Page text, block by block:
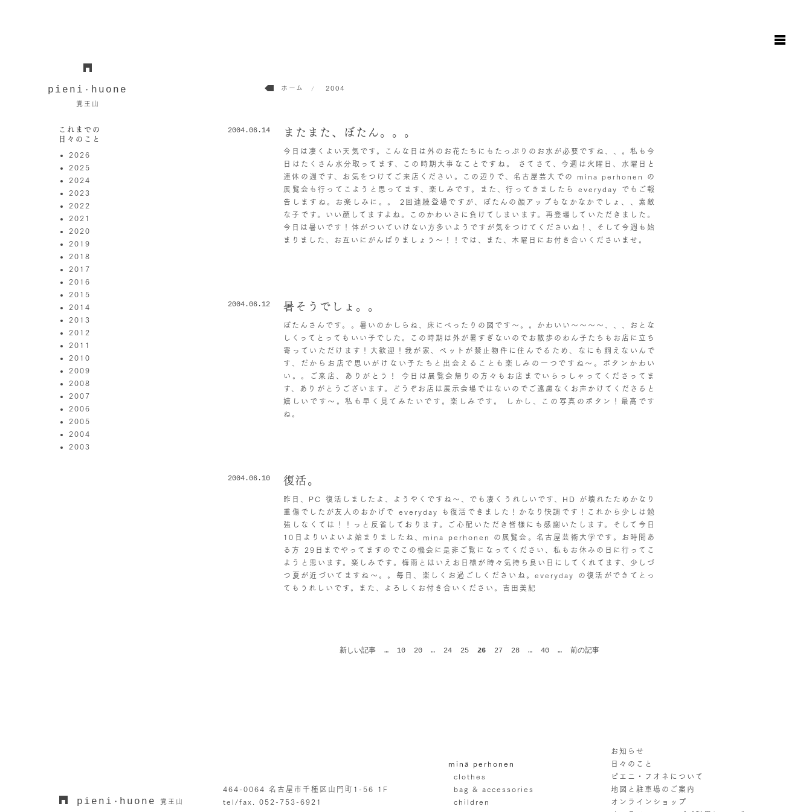
pieni ・huone
覚王山
ホーム 2004
またまた、ぼたん。。。
2004.06.14
今日は凄くよい天気です。こんな日は外のお花たちにもたっぷりのお水が必要ですね、、。私も今
日はたくさん水分取ってます、この時期大事なことですね。 さてさて、今週は火曜日、水曜日と
連休の週です、お気をつけてご来店ください。この辺りで、名古屋芸大での mina perhonen の
展覧会も行ってこようと思ってます、楽しみです。また、行ってきましたら everyday でもご報
告しますね。お楽しみに。。 2回連続登場ですが、ぼたんの顔アップもなかなかでしょ、、素敵
な子です。いい顔してますよね。このかわいさに負けてしまいます。再登場していただきました。
今日は暑いです！体がついていけない方多いようですが気をつけてくださいね！、そして今週も始
まりました、お互いにがんばりましょう〜！！では、また、木曜日にお付き合いくださいませ。
暑そうでしょ。。
2004.06.12
ぼたんさんです。。暑いのかしらね、床にべったりの図です〜。。かわいい〜〜〜〜、、、おとな
しくってとってもいい子でした。この時期は外が暑すぎないのでお散歩のわん子たちもお店に立ち
寄っていただけます！大歓迎！我が家、ペットが禁止物件に住んでるため、なにも飼えないんで
す、だからお店で思いがけない子たちと出会えることも楽しみの一つですね〜。ボタンかわい
い。。ご来店、ありがとう！ 今日は展覧会帰りの方々もお店までいらっしゃってくださってま
す、ありがとうございます。どうぞお店は展示会場ではないのでご遠慮なくお声かけてくださると
嬉しいです〜。私も早く見てみたいです。楽しみです。 しかし、この写真のボタン！最高です
ね。
復活。
2004.06.10
昨日、PC 復活しましたよ、ようやくですね〜、でも凄くうれしいです、HD が壊れたためかなり
重傷でしたが友人のおかげで everyday も復活できました！かなり快調です！これから少しは勉
強しなくては！！っと反省しております。ご心配いただき皆様にも感謝いたします。そして今日
10日よりいよいよ始まりましたね、mina perhonen の展覧会。名古屋芸術大学です。お時間あ
る方 29日までやってますのでこの機会に是非ご覧になってください、私もお休みの日に行ってこ
ようと思います。楽しみです。梅雨とはいえお日様が時々気持ち良い日にしてくれてます、少しづ
つ夏が近づいてますね〜。。毎日、楽しくお過ごしくださいね。everyday の復活ができてとっ
てもうれしいです。また、よろしくお付き合いください。吉田美紀
新しい記事 … 10 20 … 24 25 26 27 28 … 40 … 前の記事
これまでの
日々のこと
2026
2025
2024
2023
2022
2021
2020
2019
2018
2017
2016
2015
2014
2013
2012
2011
2010
2009
2008
2007
2006
2005
2004
2003
pieni ・huone 覚王山
464-0064 名古屋市千種区山門町1-56 1F
tel/fax. 052-753-6921
minä perhonen
clothes
bag & accessories
children
お知らせ
日々のこと
ピエニ・フオネについて
地図と駐車場のご案内
オンラインショップ